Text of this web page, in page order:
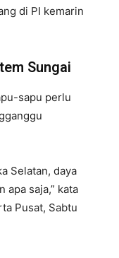
di PI kemarin
Sungai
sapu perlu
Selatan, daya
apa saja,” kata
Pusat, Sabtu